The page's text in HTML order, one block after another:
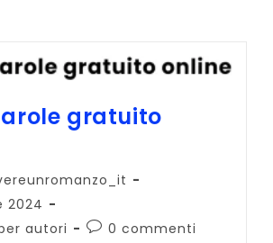
gratuito
2024
autori
Commenti
0 commenti